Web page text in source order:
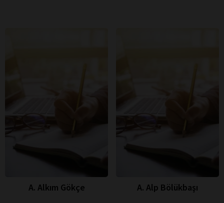
A. Alkım Gökçe A. Alp Bölükbaşı